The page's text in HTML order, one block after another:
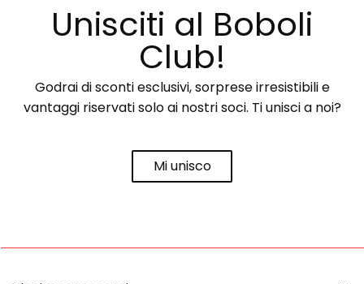
Unisciti al Boboli
Club!
Godrai di sconti esclusivi, sorprese irresistibili e
vantaggi riservati solo ai nostri soci. Ti unisci a noi?
Mi unisco